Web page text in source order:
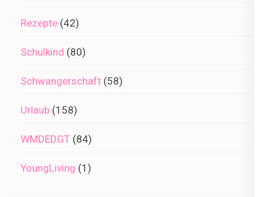
Rezepte (42)
Schulkind (80)
Schwangerschaft (58)
Urlaub (158)
WMDEDGT (84)
YoungLiving (1)